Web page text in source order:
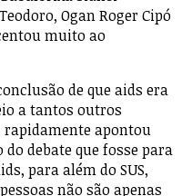
Ogan Roger Cipó
muito ao
de que aids era
a tantos outros
rapidamente apontou
debate que fosse para
para além do SUS,
não são apenas